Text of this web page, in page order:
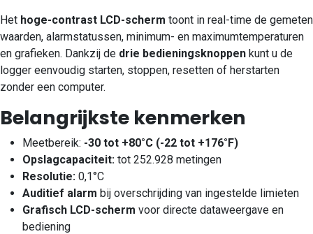
Het hoge-contrast LCD-scherm toont in real-time de gemeten
waarden, alarmstatussen, minimum- en maximumtemperaturen
en grafieken. Dankzij de drie bedieningsknoppen kunt u de
logger eenvoudig starten, stoppen, resetten of herstarten
zonder een computer.
Belangrijkste kenmerken
Meetbereik: -30 tot +80°C (-22 tot +176°F)
Opslagcapaciteit: tot 252.928 metingen
Resolutie: 0,1°C
Auditief alarm bij overschrijding van ingestelde limieten
Grafisch LCD-scherm voor directe dataweergave en
bediening